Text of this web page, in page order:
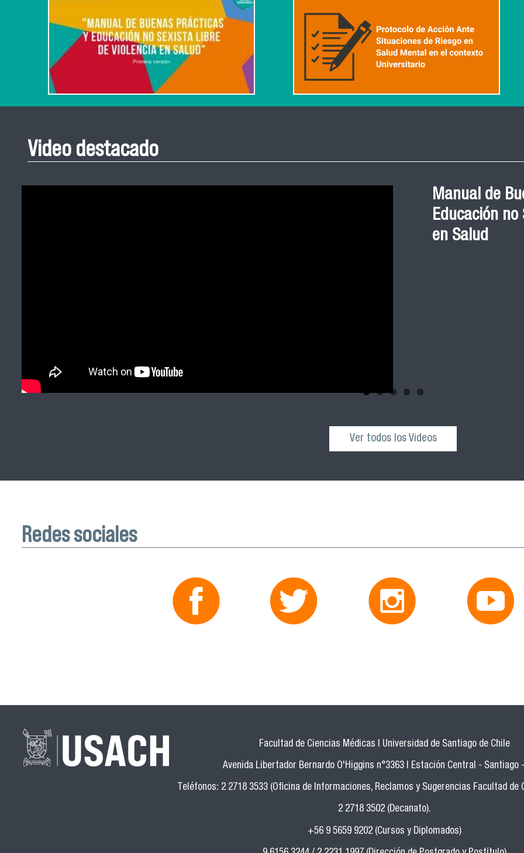
Video destacado
Manual de
Educación
en Salud
Ver todos los Videos
Redes sociales
Facultad de Ciencias Médicas | Universidad de Santiago de Chile
Avenida Libertador Bernardo O'Higgins n°3363 | Estación Central - Santiago
Teléfonos: 2 2718 3533 (Oficina de Informaciones, Reclamos y Sugerencias Facultad de
2 2718 3502 (Decanato).
+56 9 5659 9202 (Cursos y Diplomados)